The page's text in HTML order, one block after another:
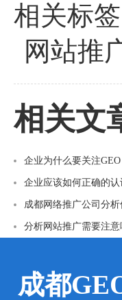
相关标签
网站推
相关文
企业为什么要关注
企业应该如何正确的
成都网络推广公司分
分析网站推广需要注
成都